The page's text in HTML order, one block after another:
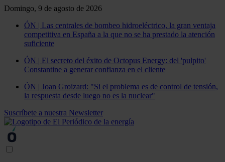
Domingo, 9 de agosto de 2026
ÓN | Las centrales de bombeo hidroeléctrico, la gran ventaja
competitiva en España a la que no se ha prestado la atención
suficiente
ÓN | El secreto del éxito de Octopus Energy: del 'pulpito'
Constantine a generar confianza en el cliente
ÓN | Joan Groizard: "Si el problema es de control de tensión,
la respuesta desde luego no es la nuclear"
Suscríbete a nuestra Newsletter